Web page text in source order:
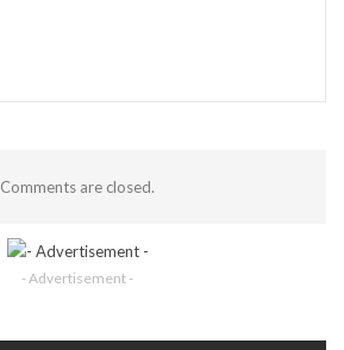
Comments are closed.
- Advertisement -